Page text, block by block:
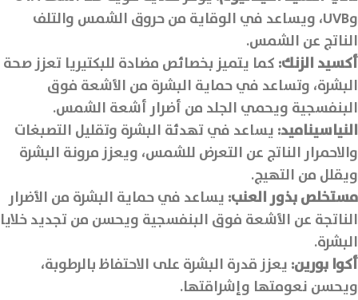
وUVB، ويساعد في الوقاية من حروق الشمس والتلف
الناتج عن الشمس.
أكسيد الزنك: كما يتميز بخصائص مضادة للبكتيريا تعزز صحة
البشرة، وتساعد في حماية البشرة من الأشعة فوق
البنفسجية ويحمي الجلد من أضرار أشعة الشمس.
النياسيناميد: يساعد في تهدئة البشرة وتقليل التصبغات
والاحمرار الناتج عن التعرض للشمس، ويعزز مرونة البشرة
ويقلل من التهيج.
مستخلص بذور العنب: يساعد في حماية البشرة من الأضرار
الناتجة عن الأشعة فوق البنفسجية ويحسن من تجديد خلايا
البشرة.
أكوا بورين: يعزز قدرة البشرة على الاحتفاظ بالرطوبة،
ويحسن نعومتها وإشراقتها.